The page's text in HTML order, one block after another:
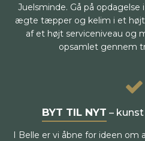
Juelsminde. Gå på
ægte tæpper og kelim i et højt
af et højt serviceniveau og
opsamlet gennem
BYT TIL NYT –
I Belle er vi åbne for ideen om